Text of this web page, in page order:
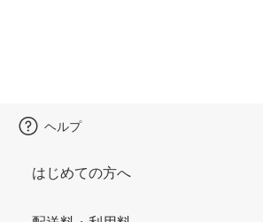
ヘルプ
はじめての方へ